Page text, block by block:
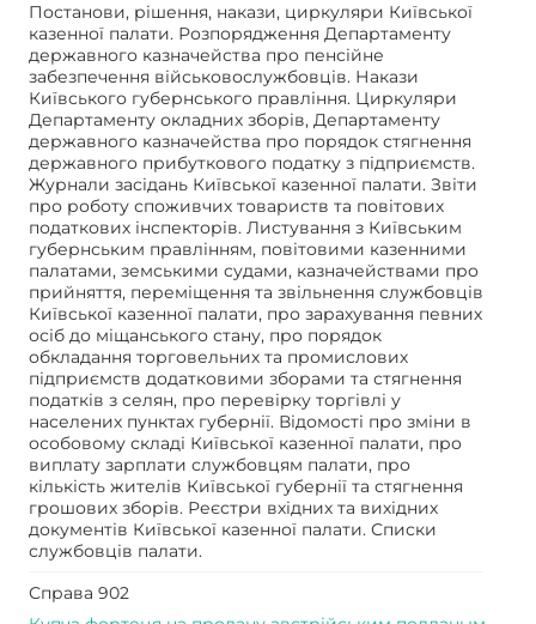
Постанови, рішення, накази, циркуляри Київської
казенної палати. Розпорядження Департаменту
державного казначейства про пенсійне
забезпечення військовослужбовців. Накази
Київського губернського правління. Циркуляри
Департаменту окладних зборів, Департаменту
державного казначейства про порядок стягнення
державного прибуткового податку з підприємств.
Журнали засідань Київської казенної палати. Звіти
про роботу споживчих товариств та повітових
податкових інспекторів. Листування з Київським
губернським правлінням, повітовими казенними
палатами, земськими судами, казначействами про
прийняття, переміщення та звільнення службовців
Київської казенної палати, про зарахування певних
осіб до міщанського стану, про порядок
обкладання торговельних та промислових
підприємств додатковими зборами та стягнення
податків з селян, про перевірку торгівлі у
населених пунктах губернії. Відомості про зміни в
особовому складі Київської казенної палати, про
виплату зарплати службовцям палати, про
кількість жителів Київської губернії та стягнення
грошових зборів. Реєстри вхідних та вихідних
документів Київської казенної палати. Списки
службовців палати.
Справа 902